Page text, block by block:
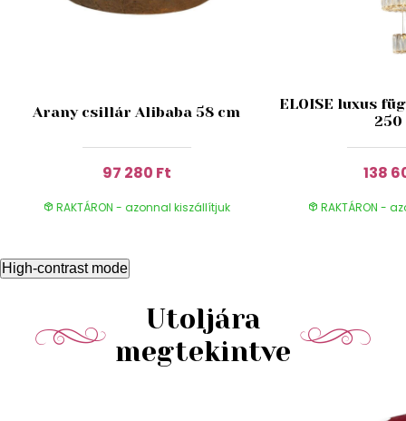
Arany csillár Alibaba 58 cm
97 280 Ft
RAKTÁRON - azonnal kiszállítjuk
ELOISE luxus
250
138
RAKTÁRON -
High-contrast mode
Utoljára
megtekintve